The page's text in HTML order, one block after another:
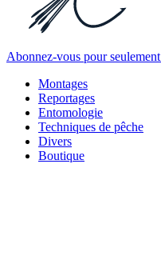
Abonnez-vous pour seulement
Montages
Reportages
Entomologie
Techniques de pêche
Divers
Boutique